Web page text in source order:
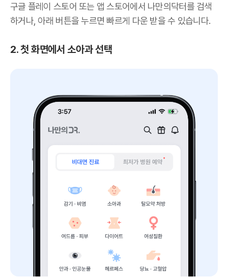
구글 플레이 스토어 또는 앱 스토어에서 나만의닥터를 검색
하거나, 아래 버튼을 누르면 빠르게 다운 받을 수 있습니다.
2. 첫 화면에서 소아과 선택